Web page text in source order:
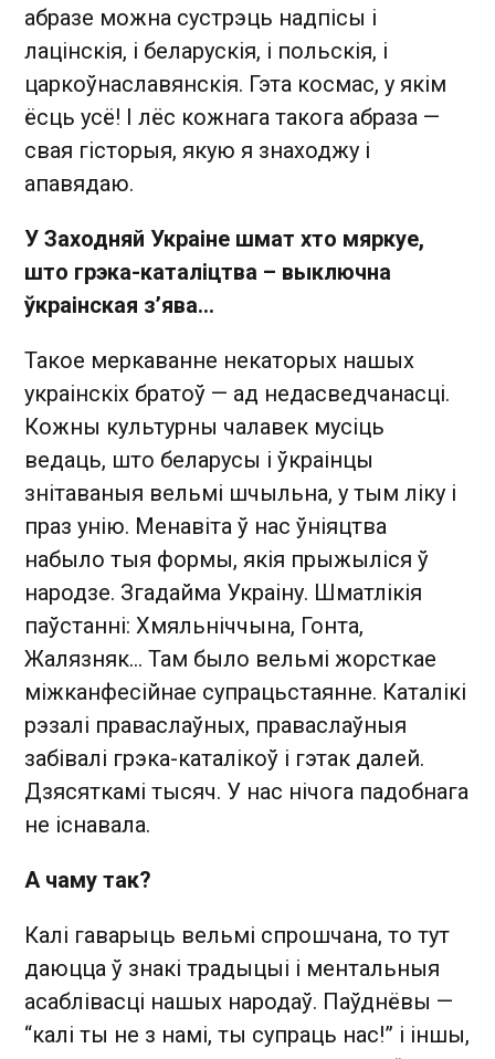
абразе можна сустрэць надпісы і
лацінскія, і беларускія, і польскія, і
царкоўнаславянскія. Гэта космас, у якім
ёсць усё! І лёс кожнага такога абраза —
свая гісторыя, якую я знаходжу і
апавядаю.
У Заходняй Украіне шмат хто мяркуе,
што грэка-каталіцтва – выключна
ўкраінская з’ява…
Такое меркаванне некаторых нашых
украінскіх братоў — ад недасведчанасці.
Кожны культурны чалавек мусіць
ведаць, што беларусы і ўкраінцы
знітаваныя вельмі шчыльна, у тым ліку і
праз унію. Менавіта ў нас ўніяцтва
набыло тыя формы, якія прыжыліся ў
народзе. Згадайма Украіну. Шматлікія
паўстанні: Хмяльніччына, Гонта,
Жалязняк… Там было вельмі жорсткае
міжканфесійнае супрацьстаянне. Каталікі
рэзалі праваслаўных, праваслаўныя
забівалі грэка-каталікоў і гэтак далей.
Дзясяткамі тысяч. У нас нічога падобнага
не існавала.
А чаму так?
Калі гаварыць вельмі спрошчана, то тут
даюцца ў знакі традыцыі і ментальныя
асаблівасці нашых народаў. Паўднёвы —
“калі ты не з намі, ты супраць нас!” і іншы,